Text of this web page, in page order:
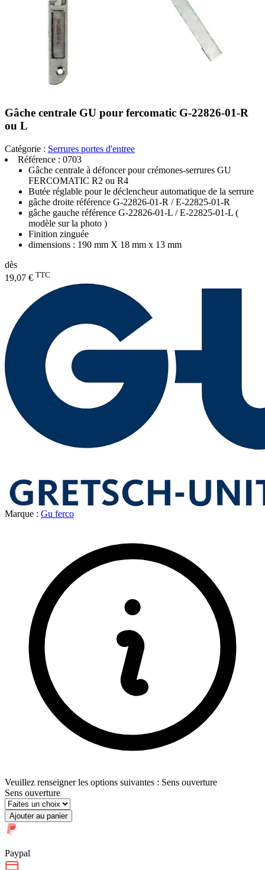
Gâche centrale GU pour fercomatic G-22826-01-R
ou L
Catégorie : Serrures portes d'entree
Référence : 0703
Gâche centrale à défoncer pour crémones-serrures GU
FERCOMATIC R2 ou R4
Butée réglable pour le déclencheur automatique de la serrure
gâche droite référence G-22826-01-R / E-22825-01-R
gâche gauche référence G-22826-01-L / E-22825-01-L (
modèle sur la photo )
Finition zinguée
dimensions : 190 mm X 18 mm x 13 mm
dès
19,07 € TTC
Marque : Gu ferco
Veuillez renseigner les options suivantes : Sens ouverture
Sens ouverture
Ajouter au panier
Paypal